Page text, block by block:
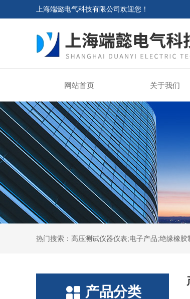
上海端懿电气科技有限公司欢迎您！
网站首页 关于我们
热门搜索：高压测试仪器仪表;电子产品;绝缘橡
产品分类